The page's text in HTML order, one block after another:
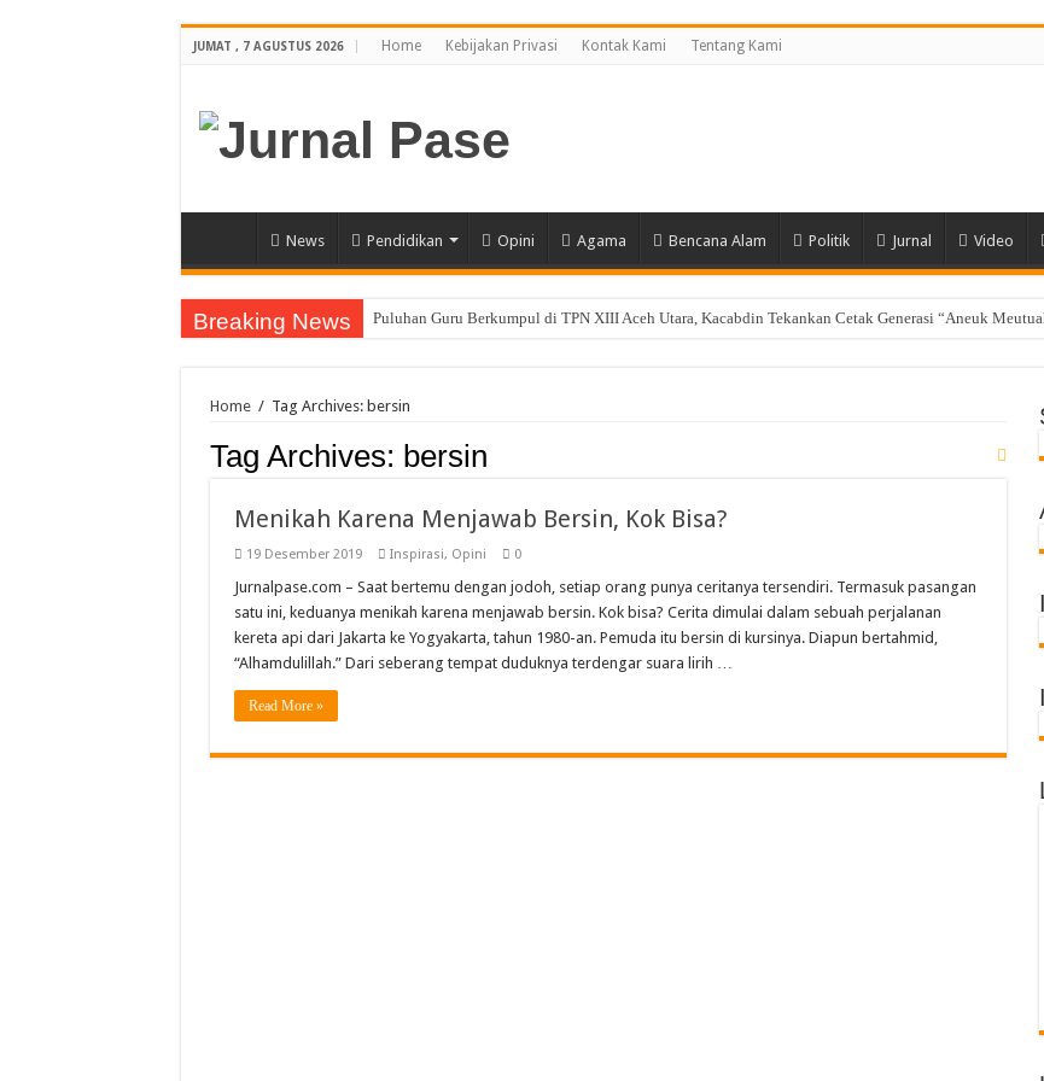
JUMAT , 7 AGUSTUS 2026 Home Kebijakan Privasi Kontak Kami Tentang Kami
News Pendidikan Opini Agama Bencana Alam Politik Jurnal Video
Breaking News Puluhan Guru Berkumpul di TPN XIII Aceh Utara, Kacabdin Tekankan Cetak Generasi “Aneuk
Membanggakan, Tiga Orang Siswa SMAN Unggul Aceh Timur Juara Lokakarya BTI 2026
Guru PJOK SMAN 1 Calang Raih Juara II Nasional Kempo 2026
7 Siswa SMAN 1 Dewantara Lolos ke OSN Provinsi, Siap Harumkan Aceh Utara
SLB YBSM Banda Aceh Raih Juara Umum di Acara Kontes Sekolah
Bidang Literasi IGI Aceh Timur Raih Penghargaan Buku Etnik Nusantara
SMAN Unggul Aceh Timur Terima Penghargaan Sekolah Adiwiyata Tingkat Provinsi 2026
Semarak Pembagian Rapor di MIN 11 Banda Aceh: Penghargaan Prestasi, Literasi, dan Karya Guru
Home / Tag Archives: bersin
Tag Archives: bersin
Menikah Karena Menjawab Bersin, Kok Bisa?
19 Desember 2019 Inspirasi, Opini 0
Jurnalpase.com – Saat bertemu dengan jodoh, setiap orang punya ceritanya tersendiri. Termasuk pasangan
satu ini, keduanya menikah karena menjawab bersin. Kok bisa? Cerita dimulai dalam sebuah perjalanan
kereta api dari Jakarta ke Yogyakarta, tahun 1980-an. Pemuda itu bersin di kursinya. Diapun bertahmid,
“Alhamdulillah.” Dari seberang tempat duduknya terdengar suara lirih …
Read More »